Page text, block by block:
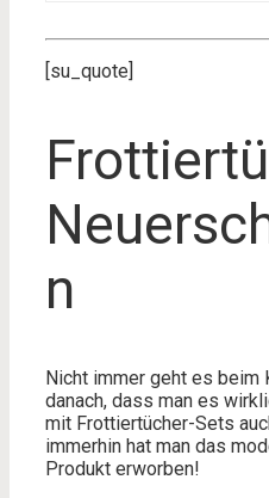
[su_quote]
n
Nicht immer geht es beim
danach, dass man es
mit Frottiertücher-Sets
immerhin hat man das
Produkt erworben!